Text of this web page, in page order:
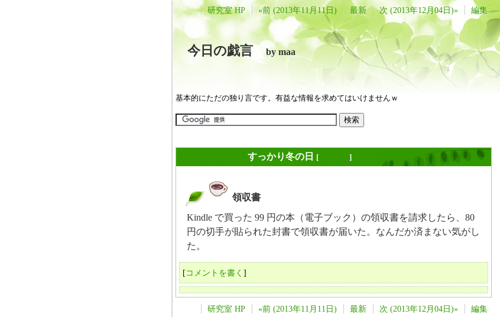
研究室 HP «前 (2013年11月11日) 最新 次 (2013年12月04日)» 編集
今日の戯言by maa
基本的にただの独り言です。有益な情報を求めてはいけませんｗ
すっかり冬の日 [ ]
領収書
Kindle で買った 99 円の本（電子ブック）の領収書を請求したら、80
円の切手が貼られた封書で領収書が届いた。なんだか済まない気がし
た。
[コメントを書く ]
研究室 HP «前 (2013年11月11日) 最新 次 (2013年12月04日)» 編集